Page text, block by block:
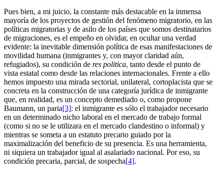
Pues bien, a mi juicio, la constante más destacable en la inmensa
mayoría de los proyectos de gestión del fenómeno migratorio, en las
políticas migratorias y de asilo de los países que somos destinatarios
de migraciones, es el empeño en olvidar, en ocultar una verdad
evidente: la inevitable dimensión política de esas manifestaciones de
movilidad humana (inmigrantes y, con mayor claridad aún,
refugiados), su condición de res politica, tanto desde el punto de
vista estatal como desde las relaciones internacionales. Frente a ello
hemos impuesto una mirada sectorial, unilateral, cortoplacista que se
concreta en la construcción de una categoría jurídica de inmigrante
que, en realidad, es un concepto demediado o, como propone
Baumann, un paria[3]: el inmigrante es sólo el trabajador necesario
en un determinado nicho laboral en el mercado de trabajo formal
(como si no se le utilizara en el mercado clandestino o informal) y
mientras se someta a un estatuto precario guiado por la
maximalización del beneficio de su presencia. Es una herramienta,
ni siquiera un trabajador igual al asalariado nacional. Por eso, su
condición precaria, parcial, de sospecha[4].